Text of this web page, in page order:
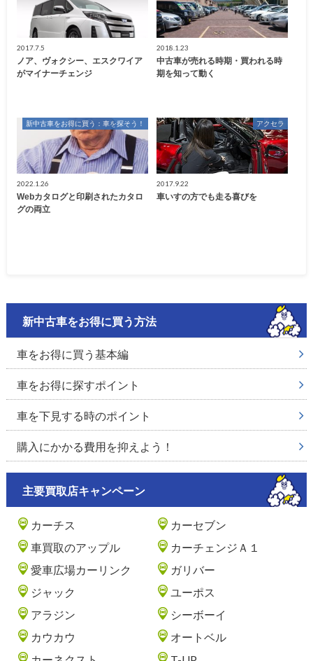
2017.7.5
ノア、ヴォクシー、エスクワイア
がマイナーチェンジ
2018.1.23
中古車が売れる時期・買われる時
期を知って動く
新中古車をお得に買う：車を探そう！
2022.1.26
Webカタログと印刷されたカタロ
グの両立
アクセラ
2017.9.22
車いすの方でも走る喜びを
新中古車をお得に買う方法
車をお得に買う基本編
車をお得に探すポイント
車を下見する時のポイント
購入にかかる費用を抑えよう！
主要買取店キャンペーン
カーチス
カーセブン
車買取のアップル
カーチェンジＡ１
愛車広場カーリンク
ガリバー
ジャック
ユーポス
アラジン
シーボーイ
カウカウ
オートベル